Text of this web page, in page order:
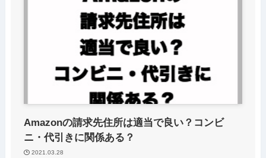
Amazonの請求先住所は適当で良い？コンビ
ニ・代引きに関係ある？
2021.03.28